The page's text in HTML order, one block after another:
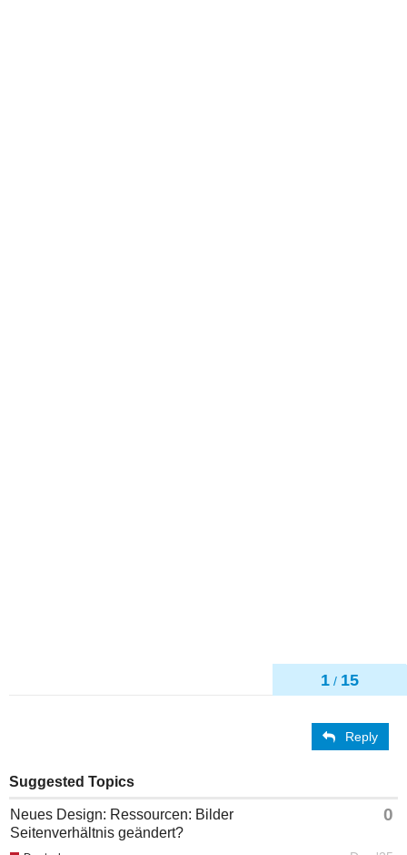
1 / 15
Reply
Suggested Topics
Neues Design: Ressourcen: Bilder
Seitenverhältnis geändert?
0